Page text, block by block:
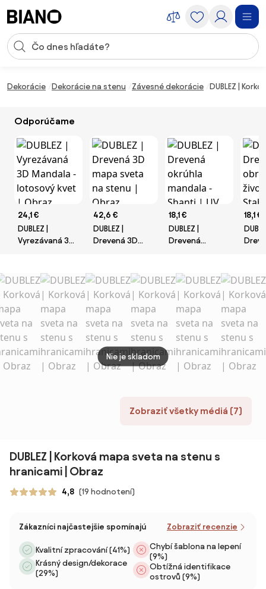
Vstup pre vyhľadávanie
Dekorácie Dekorácie na stenu Závesné dekorácie DUBLEZ |
Odporúčame
24,1 €
DUBLEZ |
Vyrezávaná 3D
Obraz
42,6 €
DUBLEZ |
Drevená 3D
18,1 €
DUBLEZ |
Drevená
Shanti | UV
potlač,
Premium
18,1 €
Zobraziť všetky médiá (7)
Nie je skladom
DUBLEZ | Korková mapa sveta na stenu s
hranicami | Obraz
4,8 (19 hodnotení)
Zákazníci najčastejšie spomínajú Zobraziť recenzie
Kvalitní zpracování (41%)
Krásný design/dekorace
(29%)
Chybí šablona na lepení
(9%)
Obtížná identifikace
ostrovů (9%)